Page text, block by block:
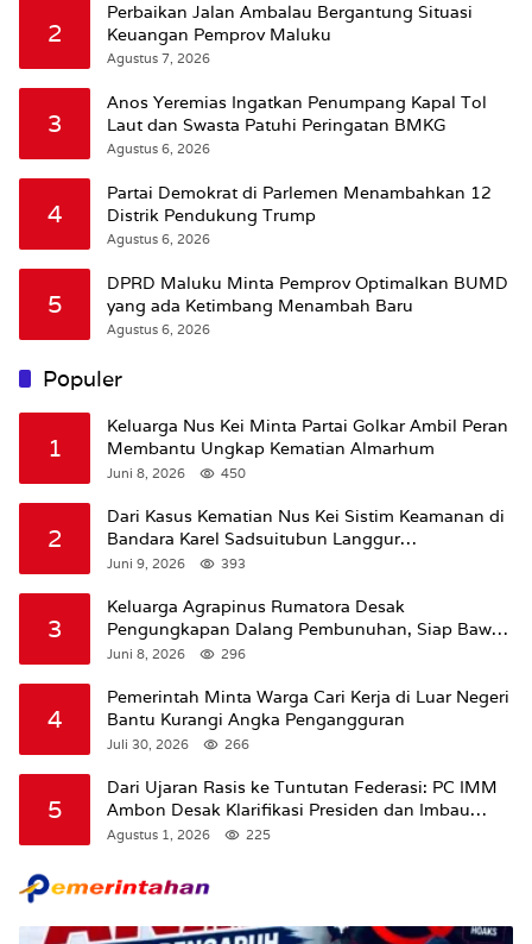
2
Perbaikan Jalan Ambalau Bergantung Situasi
Keuangan Pemprov Maluku
Agustus 7, 2026
3
Anos Yeremias Ingatkan Penumpang Kapal Tol
Laut dan Swasta Patuhi Peringatan BMKG
Agustus 6, 2026
4
Partai Demokrat di Parlemen Menambahkan 12
Distrik Pendukung Trump
Agustus 6, 2026
5
DPRD Maluku Minta Pemprov Optimalkan BUMD
yang ada Ketimbang Menambah Baru
Agustus 6, 2026
Populer
1
Keluarga Nus Kei Minta Partai Golkar Ambil Peran
Membantu Ungkap Kematian Almarhum
Juni 8, 2026 450
2
Dari Kasus Kematian Nus Kei Sistim Keamanan di
Bandara Karel Sadsuitubun Langgur
Dipertanyakan
Juni 9, 2026 393
3
Keluarga Agrapinus Rumatora Desak
Pengungkapan Dalang Pembunuhan, Siap Bawa
Kasus ke Komisi III DPR RI
Juni 8, 2026 296
4
Pemerintah Minta Warga Cari Kerja di Luar Negeri
Bantu Kurangi Angka Pengangguran
Juli 30, 2026 266
5
Dari Ujaran Rasis ke Tuntutan Federasi: PC IMM
Ambon Desak Klarifikasi Presiden dan Imbau
Tunda Pengibaran Bendera Merah Putih Di
Agustus 1, 2026 225